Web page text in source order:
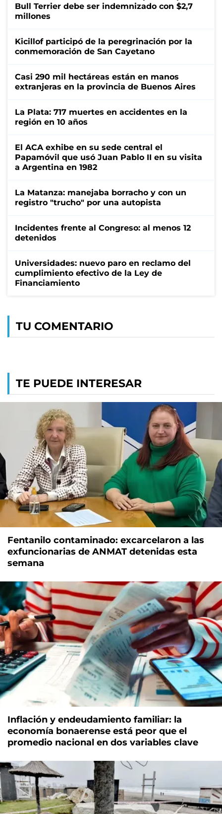
Bull Terrier debe ser indemnizado con $2,7
millones
Kicillof participó de la peregrinación por la
conmemoración de San Cayetano
Casi 290 mil hectáreas están en manos
extranjeras en la provincia de Buenos Aires
La Plata: 717 muertes en accidentes en la
región en 10 años
El ACA exhibe en su sede central el
Papamóvil que usó Juan Pablo II en su visita
a Argentina en 1982
La Matanza: manejaba borracho y con un
registro "trucho" por una autopista
Incidentes frente al Congreso: al menos 12
detenidos
Universidades: nuevo paro en reclamo del
cumplimiento efectivo de la Ley de
Financiamiento
TU COMENTARIO
TE PUEDE INTERESAR
Fentanilo contaminado: excarcelaron a las
exfuncionarias de ANMAT detenidas esta
semana
Inflación y endeudamiento familiar: la
economía bonaerense está peor que el
promedio nacional en dos variables clave